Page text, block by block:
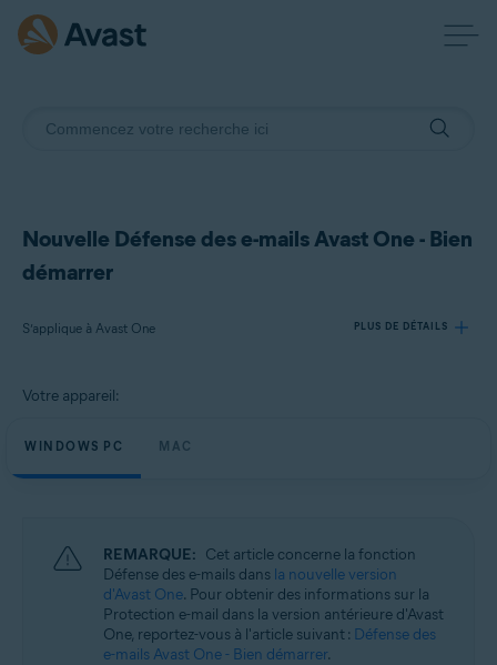
Nouvelle Défense des e-mails Avast One - Bien
démarrer
S’applique à Avast One PLUS DE DÉTAILS
Avast One
Votre appareil:
WINDOWS PC MAC
REMARQUE: Cet article concerne la fonction
Défense des e-mails dans la nouvelle version
d'Avast One. Pour obtenir des informations sur la
Protection e-mail dans la version antérieure d'Avast
One, reportez-vous à l'article suivant : Défense des
e-mails Avast One - Bien démarrer.